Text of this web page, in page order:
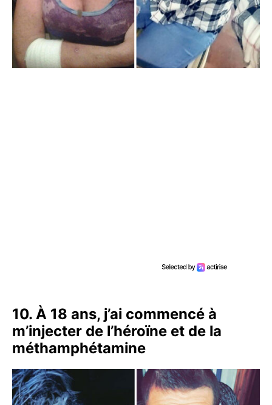
10. À 18 ans, j’ai commencé à
m’injecter de l’héroïne et de la
méthamphétamine